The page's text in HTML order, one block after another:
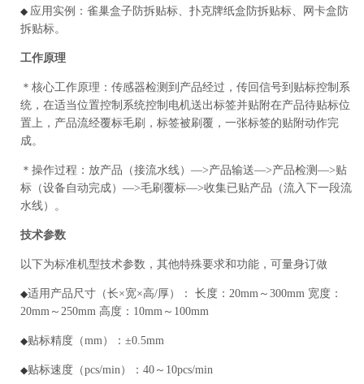
◆ 应用实例：雀巢盒子防拆贴标、扑克牌纸盒防拆贴标、网卡盒防
拆贴标。
工作原理
＊核心工作原理：传感器检测到产品经过，传回信号到贴标控制系
统，在适当位置控制系统控制电机送出标签并贴附在产品待贴标位
置上，产品流经覆标毛刷，标签被刷覆，一张标签的贴附动作完
成。
＊操作过程：放产品（接流水线）—>产品输送—>产品检测—>贴
标（设备自动完成）—>毛刷覆标—>收集已贴产品（流入下一段流
水线）。
技术参数
以下为标准机型技术参数，其他特殊要求和功能，可量身订做
◆适用产品尺寸（长×宽×高/厚）： 长度：20mm～300mm 宽度：
20mm～250mm 高度：10mm～100mm
◆贴标精度（mm）：±0.5mm
◆贴标速度（pcs/min）：40～10pcs/min